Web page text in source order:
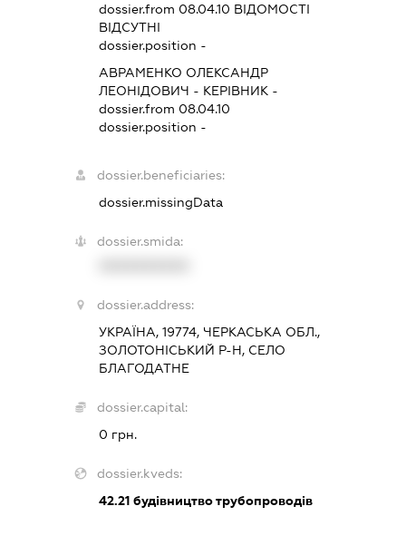
dossier.from 08.04.10 ВІДОМОСТІ
ВІДСУТНІ
dossier.position -
АВРАМЕНКО ОЛЕКСАНДР
ЛЕОНІДОВИЧ - КЕРІВНИК -
dossier.from 08.04.10
dossier.position -
dossier.beneficiaries:
dossier.missingData
dossier.smida:
dossier.address:
УКРАЇНА, 19774, ЧЕРКАСЬКА ОБЛ.,
ЗОЛОТОНІСЬКИЙ Р-Н, СЕЛО
БЛАГОДАТНЕ
dossier.capital:
0 грн.
dossier.kveds:
42.21будівництво трубопроводів